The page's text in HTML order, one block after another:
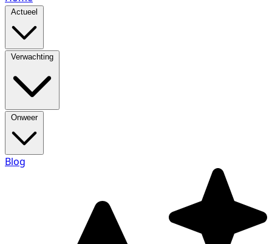
Actueel
Verwachting
Onweer
Blog